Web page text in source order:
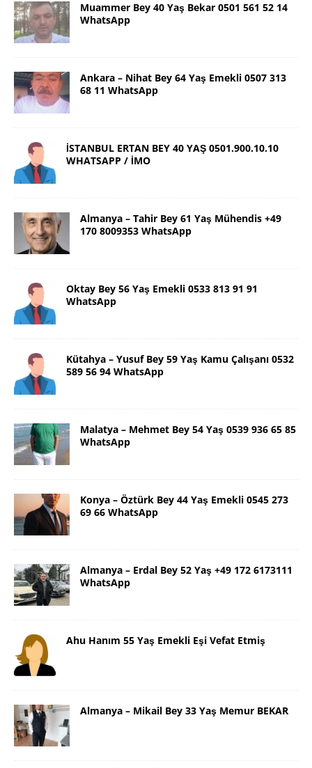
Muammer Bey 40 Yaş Bekar 0501 561 52 14
WhatsApp
Ankara – Nihat Bey 64 Yaş Emekli 0507 313
68 11 WhatsApp
İSTANBUL ERTAN BEY 40 YAŞ 0501.900.10.10
WHATSAPP / İMO
Almanya – Tahir Bey 61 Yaş Mühendis +49
170 8009353 WhatsApp
Oktay Bey 56 Yaş Emekli 0533 813 91 91
WhatsApp
Kütahya – Yusuf Bey 59 Yaş Kamu Çalışanı 0532
589 56 94 WhatsApp
Malatya – Mehmet Bey 54 Yaş 0539 936 65 85
WhatsApp
Konya – Öztürk Bey 44 Yaş Emekli 0545 273
69 66 WhatsApp
Almanya – Erdal Bey 52 Yaş +49 172 6173111
WhatsApp
Ahu Hanım 55 Yaş Emekli Eşi Vefat Etmiş
Almanya – Mikail Bey 33 Yaş Memur BEKAR